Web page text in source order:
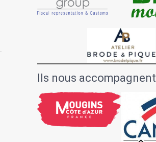
Ils nous accompagnent